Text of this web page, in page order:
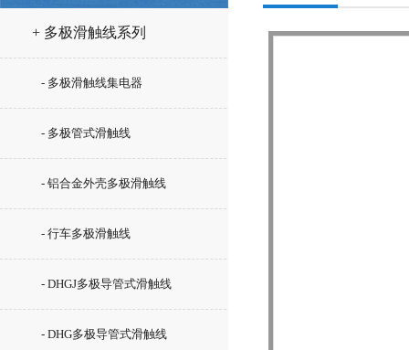
+ 多极滑触线系列
- 多极滑触线集电器
- 多极管式滑触线
- 铝合金外壳多极滑触线
- 行车多极滑触线
- DHGJ多极导管式滑触线
- DHG多极导管式滑触线